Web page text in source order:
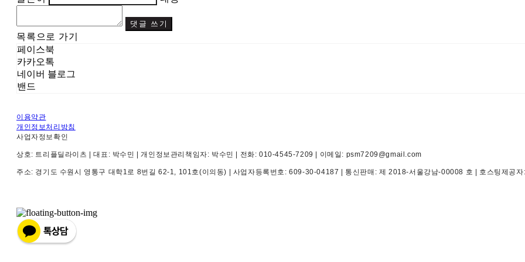
댓글 쓰기
목록으로 가기
페이스북
카카오톡
네이버 블로그
밴드
이용약관
개인정보처리방침
사업자정보확인
상호: 트리플딜라이츠 | 대표: 박수민 | 개인정보관리책임자: 박수민 | 전화: 010-4545-7209 | 이메일: psm7209@gmail.com
주소: 경기도 수원시 영통구 대학1로 8번길 62-1, 101호(이의동) | 사업자등록번호:609-30-04187 | 통신판매: 제 2018-서울강남-00008 호 | 호스팅제공